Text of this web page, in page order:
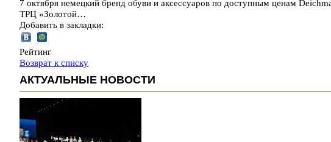
7 октября немецкий бренд обуви и аксессуаров по доступным ценам
ТРЦ «Золотой…
Добавить в закладки:
Рейтинг
Возврат к списку
АКТУАЛЬНЫЕ НОВОСТИ